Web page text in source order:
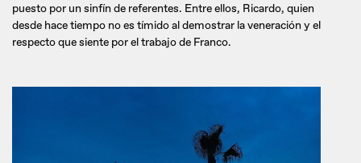
puesto por un sinfín de referentes. Entre ellos, Ricardo, quien
desde hace tiempo no es tímido al demostrar la veneración y el
respecto que siente por el trabajo de Franco.